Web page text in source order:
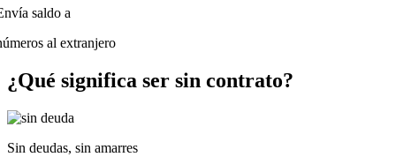
saldo a
al extranjero
¿Qué significa ser sin contrato?
Sin deudas, sin amarres